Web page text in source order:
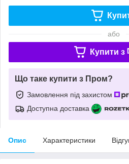
або
Купити з
Що таке купити з Пром?
Замовлення під захистом
Доступна доставка
Опис Характеристики